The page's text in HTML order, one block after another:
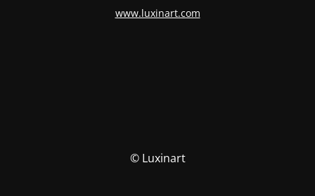
www.luxinart.com
© Luxinart